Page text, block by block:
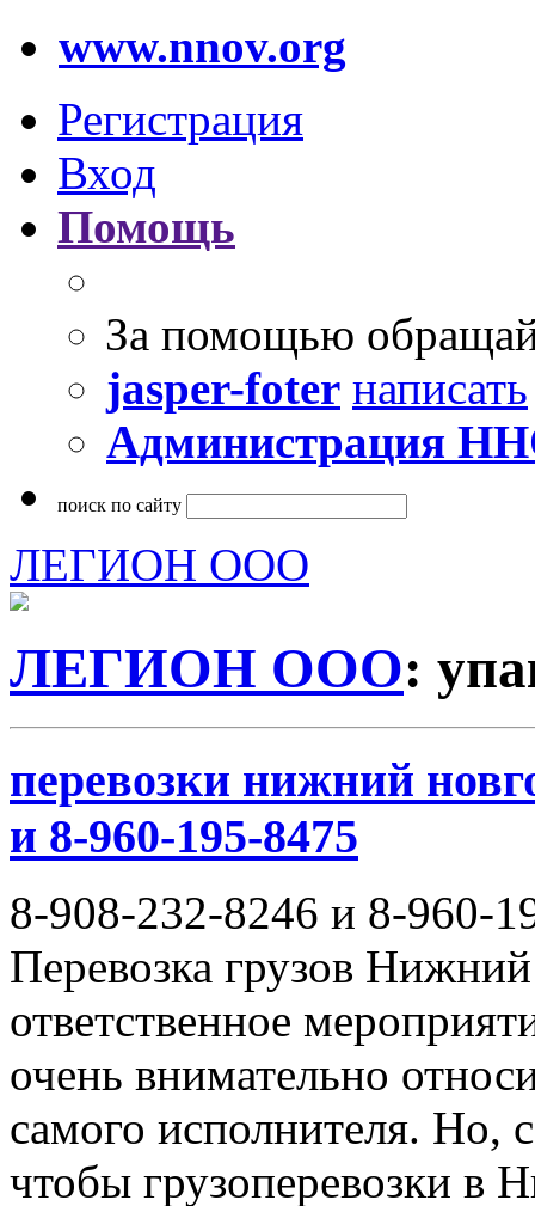
www.nnov.org
Регистрация
Вход
Помощь
За помощью
jasper-foter написать
Администрация
поиск по сайту
ЛЕГИОН ООО
ЛЕГИОН ООО:
перевозки нижний
и 8-960-195-8475
8-908-232-8246 и 8-960-
Перевозка грузов
ответственное
очень внимательно
самого исполнителя. Но,
чтобы грузоперевозки в